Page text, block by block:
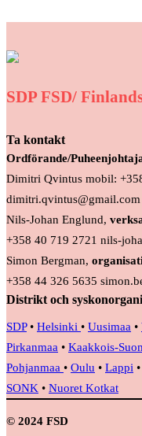
SDP FSD/
Ta kontakt
Ordförande/
Dimitri Qvintus mobil:
dimitri.qvintus@gmail.com
Nils-Johan Englund,
+358 40 719 2721 nils-
Simon Bergman,
+358 44 326 5635
Distrikt och
SDP• Helsinki • Uusimaa •
Pirkanmaa • Kaakkois-
Pohjanmaa • Oulu • Lappi •
SONK • Nuoret Kotkat
© 2024 FSD